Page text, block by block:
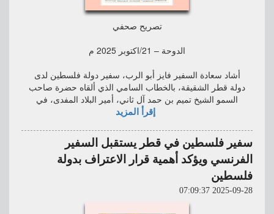
تصريح صحفي
الدوحة – 21/اكتوبر 2025 م
أشاد سعادة السفير فايز أبو الرب، سفير دولة فلسطين لدى
دولة قطر الشقيقة، بالخطاب السامي الذي ألقاه حضرة صاحب
السمو الشيخ تميم بن حمد آل ثاني، أمير البلاد المفدى، في
إقرأ المزيد
سفير فلسطين في قطر يستقبل السفير
الفرنسي ويؤكد أهمية قرار الاعتراف بدولة
فلسطين
2025-09-28 07:09:37